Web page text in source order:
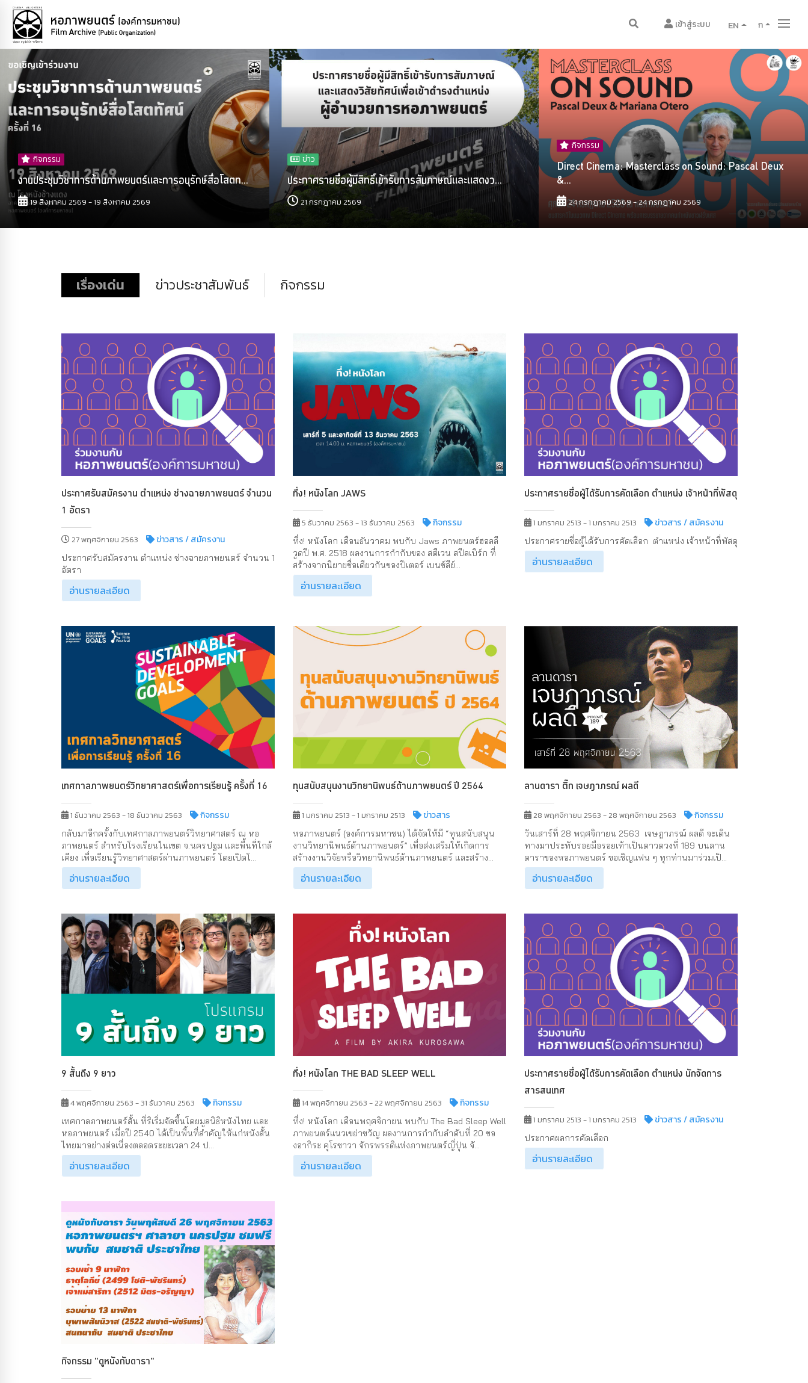
เข้าสู่ระบบ EN ก
กิจกรรม
งานประชุมวิชาการด้านภาพยนตร์และการอนุรักษ์สื่อโสตท...
19 สิงหาคม 2569 - 19 สิงหาคม 2569
ข่าว
ประกาศรายชื่อผู้มีสิทธิ์เข้ารับการสัมภาษณ์และแสดงว...
21 กรกฎาคม 2569
กิจกรรม
Direct Cinema: Masterclass on Sound: Pascal Deux
&...
24 กรกฎาคม 2569 - 24 กรกฎาคม 2569
เรื่องเด่น ข่าวประชาสัมพันธ์ กิจกรรม
ประกาศรับสมัครงาน ตำแหน่ง ช่างฉายภาพยนตร์ จำนวน
1 อัตรา
27 พฤศจิกายน 2563 ข่าวสาร/ สมัครงาน
ประกาศรับสมัครงาน ตำแหน่ง ช่างฉายภาพยนตร์ จำนวน 1
อัตรา
อ่านรายละเอียด
ทึ่ง! หนังโลก JAWS
5 ธันวาคม 2563 - 13 ธันวาคม 2563 กิจกรรม
ทึ่ง! หนังโลก เดือนธันวาคม พบกับ Jaws ภาพยนตร์ฮอลลี
วูดปี พ.ศ. 2518 ผลงานการกำกับของ สตีเวน สปีลเบิร์ก ที่
สร้างจากนิยายชื่อเดียวกันของปีเตอร์ เบนช์ลีย์...
อ่านรายละเอียด
ประกาศรายชื่อผู้ได้รับการคัดเลือก ตำแหน่ง เจ้าหน้าที่พัสดุ
1 มกราคม 2513 - 1 มกราคม 2513 ข่าวสาร/ สมัครงาน
ประกาศรายชื่อผู้ได้รับการคัดเลือก ตำแหน่ง เจ้าหน้าที่พัสดุ
อ่านรายละเอียด
เทศกาลภาพยนตร์วิทยาศาสตร์เพื่อการเรียนรู้ ครั้งที่ 16
1 ธันวาคม 2563 - 18 ธันวาคม 2563 กิจกรรม
กลับมาอีกครั้งกับเทศกาลภาพยนตร์วิทยาศาสตร์ ณ หอ
ภาพยนตร์ สำหรับโรงเรียนในเขต จ.นครปฐม และพื้นที่ใกล้
เคียง เพื่อเรียนรู้วิทยาศาสตร์ผ่านภาพยนตร์ โดยเปิดโ...
อ่านรายละเอียด
ทุนสนับสนุนงานวิทยานิพนธ์ด้านภาพยนตร์ ปี 2564
1 มกราคม 2513 - 1 มกราคม 2513 ข่าวสาร
หอภาพยนตร์ (องค์การมหาชน) ได้จัดให้มี “ทุนสนับสนุน
งานวิทยานิพนธ์ด้านภาพยนตร์” เพื่อส่งเสริมให้เกิดการ
สร้างงานวิจัยหรือวิทยานิพนธ์ด้านภาพยนตร์ และสร้าง...
อ่านรายละเอียด
ลานดารา ติ๊ก เจษฎาภรณ์ ผลดี
28 พฤศจิกายน 2563 - 28 พฤศจิกายน 2563 กิจกรรม
วันเสาร์ที่ 28 พฤศจิกายน 2563 เจษฎาภรณ์ ผลดี จะเดิน
ทางมาประทับรอยมือรอยเท้าเป็นดาวดวงที่ 189 บนลาน
ดาราของหอภาพยนตร์ ขอเชิญแฟน ๆ ทุกท่านมาร่วมเป็...
อ่านรายละเอียด
9 สั้นถึง 9 ยาว
4 พฤศจิกายน 2563 - 31 ธันวาคม 2563 กิจกรรม
เทศกาลภาพยนตร์สั้น ที่ริเริ่มจัดขึ้นโดยมูลนิธิหนังไทย และ
หอภาพยนตร์ เมื่อปี 2540 ได้เป็นพื้นที่สำคัญให้แก่หนังสั้น
ไทยมาอย่างต่อเนื่องตลอดระยะเวลา 24 ป...
อ่านรายละเอียด
ทึ่ง! หนังโลก THE BAD SLEEP WELL
14 พฤศจิกายน 2563 - 22 พฤศจิกายน 2563 กิจกรรม
ทึ่ง! หนังโลก เดือนพฤศจิกายน พบกับ The Bad Sleep Well
ภาพยนตร์แนวเขย่าขวัญ ผลงานการกำกับลำดับที่ 20 ขอ
งอากิระ คุโรซาวา จักรพรรดิแห่งภาพยนตร์ญี่ปุ่น จั...
อ่านรายละเอียด
ประกาศรายชื่อผู้ได้รับการคัดเลือก ตำแหน่ง นักจัดการ
สารสนเทศ
1 มกราคม 2513 - 1 มกราคม 2513 ข่าวสาร/ สมัครงาน
ประกาศผลการคัดเลือก
อ่านรายละเอียด
กิจกรรม "ดูหนังกับดารา"